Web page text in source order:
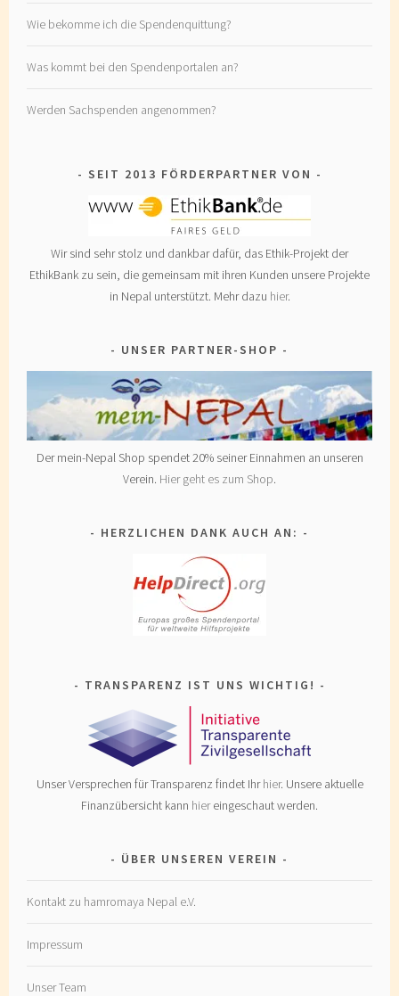
Wie bekomme ich die Spendenquittung?
Was kommt bei den Spendenportalen an?
Werden Sachspenden angenommen?
SEIT 2013 FÖRDERPARTNER VON
Wir sind sehr stolz und dankbar dafür, das Ethik-Projekt der
EthikBank zu sein, die gemeinsam mit ihren Kunden unsere Projekte
in Nepal unterstützt. Mehr dazu hier.
UNSER PARTNER-SHOP
Der mein-Nepal Shop spendet 20% seiner Einnahmen an unseren
Verein. Hier geht es zum Shop.
HERZLICHEN DANK AUCH AN:
TRANSPARENZ IST UNS WICHTIG!
Unser Versprechen für Transparenz findet Ihrhier. Unsere aktuelle
Finanzübersicht kann hiereingeschaut werden.
ÜBER UNSEREN VEREIN
Kontakt zu hamromaya Nepal e.V.
Impressum
Unser Team